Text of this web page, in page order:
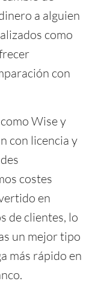
a alguien
como
con
Wise y
con licencia y
costes
en
de clientes, lo
un mejor tipo
más rápido en